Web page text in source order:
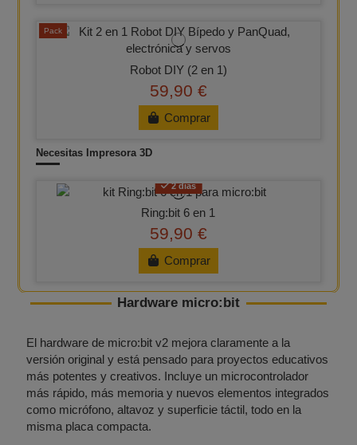
Pack
Robot DIY (2 en 1)
59,90 €
Comprar
Necesitas Impresora 3D
2 días
Ring:bit 6 en 1
59,90 €
Comprar
Hardware micro:bit
El hardware de micro:bit v2 mejora claramente a la
versión original y está pensado para proyectos educativos
más potentes y creativos. Incluye un microcontrolador
más rápido, más memoria y nuevos elementos integrados
como micrófono, altavoz y superficie táctil, todo en la
misma placa compacta.